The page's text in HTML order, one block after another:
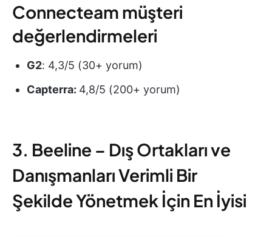
Connecteam müşteri
değerlendirmeleri
G2: 4,3/5 (30+ yorum)
Capterra: 4,8/5 (200+ yorum)
3. Beeline – Dış Ortakları ve
Danışmanları Verimli Bir
Şekilde Yönetmek İçin En İyisi